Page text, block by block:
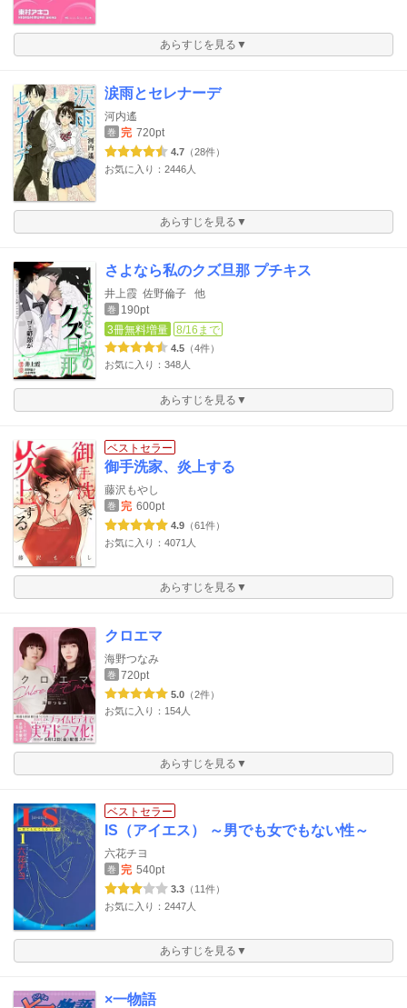
あらすじを見る▼
涙雨とセレナーデ
河内遙
巻 完 720pt
4.7 （28件）
お気に入り：2446人
あらすじを見る▼
さよなら私のクズ旦那 プチキス
井上霞 佐野倫子 他
巻
190pt
3冊無料増量
8/16まで
4.5 （4件）
お気に入り：348人
あらすじを見る▼
ベストセラー
御手洗家、炎上する
藤沢もやし
巻 完 600pt
4.9 （61件）
お気に入り：4071人
あらすじを見る▼
クロエマ
海野つなみ
巻 720pt
5.0 （2件）
お気に入り：154人
あらすじを見る▼
ベストセラー
IS（アイエス） ～男でも女でもない性～
六花チヨ
巻 完 540pt
3.3 （11件）
お気に入り：2447人
あらすじを見る▼
×一物語